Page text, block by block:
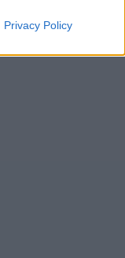
Privacy Policy